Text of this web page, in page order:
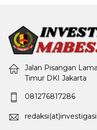
Jalan Pisangan
Timur DKI Jakarta
081276817286